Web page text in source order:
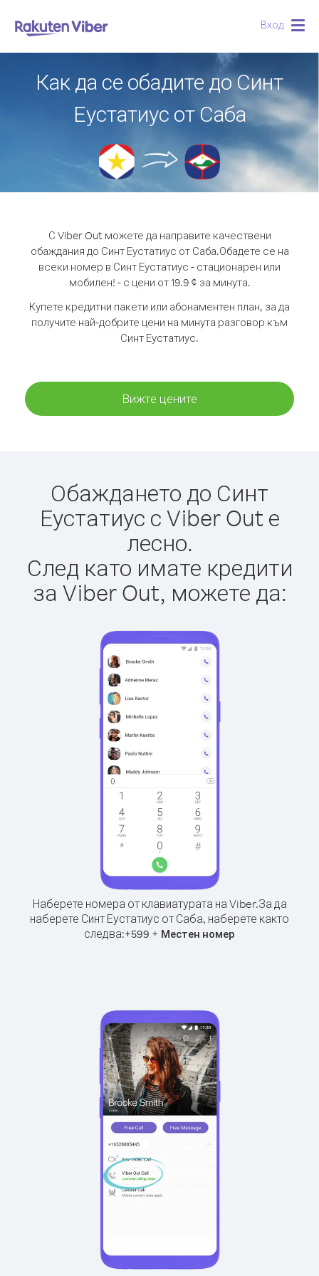
Вход
Как да се обадите до Синт
Еустатиус от Саба
С Viber Out можете да направите качествени
обаждания до Синт Еустатиус от Саба.Обадете се на
всеки номер в Синт Еустатиус - стационарен или
мобилен! - с цени от 19.9 ¢ за минута.
Купете кредитни пакети или абонаментен план, за да
получите най-добрите цени на минута разговор към
Синт Еустатиус.
Вижте цените
Обаждането до Синт
Еустатиус с Viber Out е
лесно.
След като имате кредити
за Viber Out, можете да:
Наберете номера от клавиатурата на Viber.За да
наберете Синт Еустатиус от Саба, наберете както
следва:+599 + Местен номер